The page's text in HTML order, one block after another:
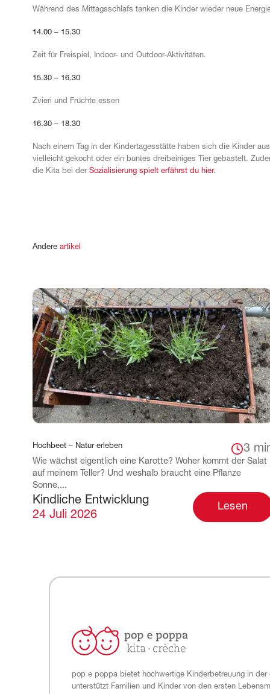
Während des Mittagsschlafs tanken die Kinder wieder neue
14.00 – 15.30
Zeit für Freispiel, Indoor- und Outdoor-Aktivitäten.
15.30 – 16.30
Zvieri und Früchte essen
16.30 – 18.30
Nach einem Tag in der Kindertagesstätte haben sich die Kinder
vielleicht gekocht oder ein buntes dreibeiniges Tier gebastelt.
die Kita bei der Sozialisierung spielt erfährst du hier.
Andere artikel
Hochbeet – Natur erleben 3
Wie wächst eigentlich eine Karotte? Woher kommt der Salat
auf meinem Teller? Und weshalb braucht eine Pflanze
Sonne,...
Kindliche Entwicklung
24 Juli 2026
Lesen
pop e poppa bietet hochwertige Kinderbetreuung in der
unterstützt Familien und Kinder von den ersten